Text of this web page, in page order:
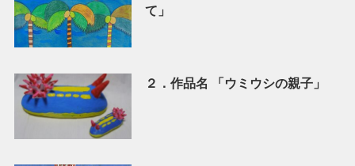
て」
２．作品名 「ウミウシの親子」